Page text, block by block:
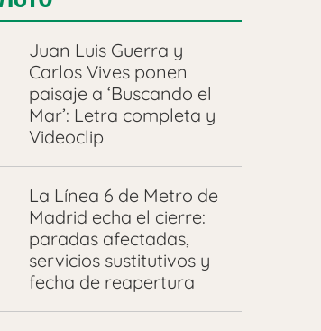
Juan Luis Guerra y
Carlos Vives ponen
paisaje a ‘Buscando el
Mar’: Letra completa y
Videoclip
La Línea 6 de Metro de
Madrid echa el cierre:
paradas afectadas,
servicios sustitutivos y
fecha de reapertura